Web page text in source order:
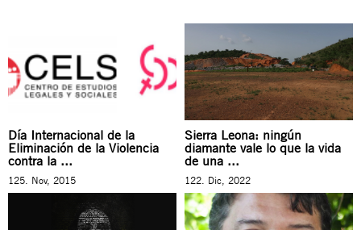
Día Internacional de la
Eliminación de la Violencia
contra la ...
125. Nov, 2015
Sierra Leona: ningún
diamante vale lo que la vida
de una ...
122. Dic, 2022